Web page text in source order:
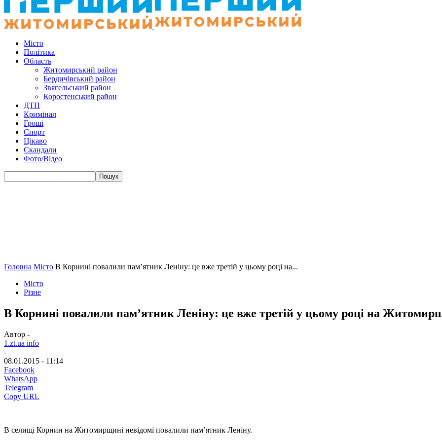
Місто
Політика
Область
Житомирський район
Бердичівський район
Звягельський район
Коростенський район
ДТП
Кримінал
Гроші
Спорт
Цікаво
Скандали
Фото/Відео
Головна Місто В Корнині повалили пам’ятник Леніну: це вже третій у цьому році на...
Місто
Різне
В Корнині повалили пам’ятник Леніну: це вже третій у цьому році на
Автор -
1.zt.ua info
-
08.01.2015 - 11:14
Facebook
WhatsApp
Telegram
Copy URL
В селищі Корнин на Житомирщині невідомі повалили пам’ятник Леніну.